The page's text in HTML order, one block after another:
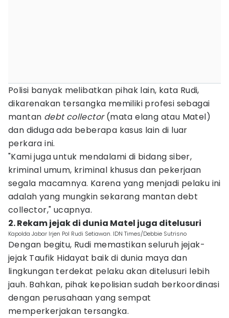
Polisi banyak melibatkan pihak lain, kata Rudi,
dikarenakan tersangka memiliki profesi sebagai
mantan debt collector(mata elang atau Matel)
dan diduga ada beberapa kasus lain di luar
perkara ini.
"Kami juga untuk mendalami di bidang siber,
kriminal umum, kriminal khusus dan pekerjaan
segala macamnya. Karena yang menjadi pelaku ini
adalah yang mungkin sekarang mantan debt
collector," ucapnya.
2. Rekam jejak di dunia Matel juga ditelusuri
Kapolda Jabar Irjen Pol Rudi Setiawan. IDN Times/Debbie Sutrisno
Dengan begitu, Rudi memastikan seluruh jejak-
jejak Taufik Hidayat baik di dunia maya dan
lingkungan terdekat pelaku akan ditelusuri lebih
jauh. Bahkan, pihak kepolisian sudah berkoordinasi
dengan perusahaan yang sempat
memperkerjakan tersangka.